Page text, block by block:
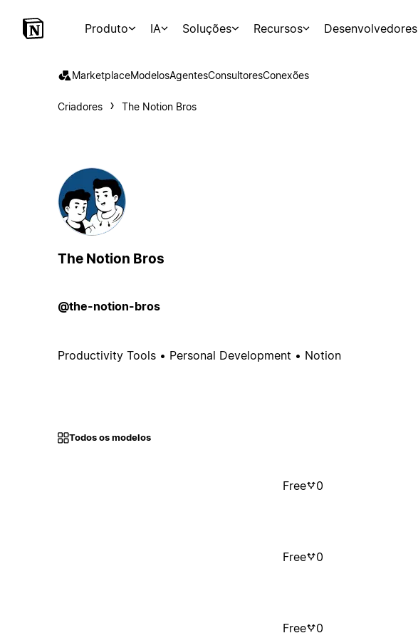
Produto IA Soluções Recursos Desenvolvedores
MarketplaceModelosAgentesConsultoresConexões
Criadores The Notion Bros
The Notion Bros
@the-notion-bros
Productivity Tools • Personal Development • Notion
Todos os modelos
Free 0
Free 0
Free 0